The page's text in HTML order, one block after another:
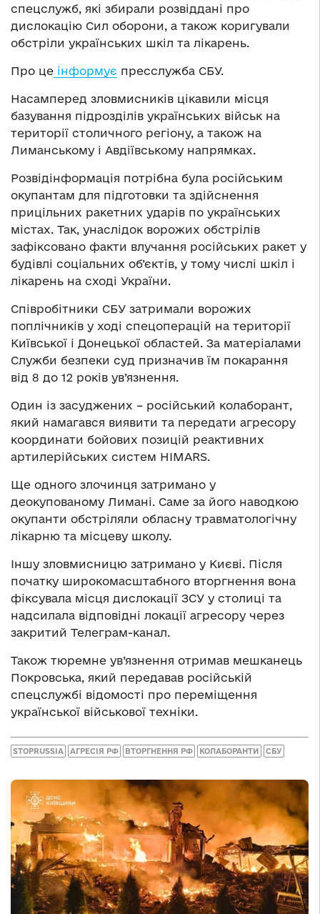
спецслужб, які збирали розвіддані про
дислокацію Сил оборони, а також коригували
обстріли українських шкіл та лікарень.
Про це інформує пресслужба СБУ.
Насамперед зловмисників цікавили місця
базування підрозділів українських військ на
території столичного регіону, а також на
Лиманському і Авдіївському напрямках.
Розвідінформація потрібна була російським
окупантам для підготовки та здійснення
прицільних ракетних ударів по українських
містах. Так, унаслідок ворожих обстрілів
зафіксовано факти влучання російських ракет у
будівлі соціальних об’єктів, у тому числі шкіл і
лікарень на сході України.
Співробітники СБУ затримали ворожих
поплічників у ході спецоперацій на території
Київської і Донецької областей. За матеріалами
Служби безпеки суд призначив їм покарання
від 8 до 12 років ув’язнення.
Один із засуджених – російський колаборант,
який намагався виявити та передати агресору
координати бойових позицій реактивних
артилерійських систем HIMARS.
Ще одного злочинця затримано у
деокупованому Лимані. Саме за його наводкою
окупанти обстріляли обласну травматологічну
лікарню та місцеву школу.
Іншу зловмисницю затримано у Києві. Після
початку широкомасштабного вторгнення вона
фіксувала місця дислокації ЗСУ у столиці та
надсилала відповідні локації агресору через
закритий Телеграм-канал.
Також тюремне ув’язнення отримав мешканець
Покровська, який передавав російській
спецслужбі відомості про переміщення
української військової техніки.
STOPRUSSIA АГРЕСІЯ РФ ВТОРГНЕННЯ РФ КОЛАБОРАНТИ СБУ